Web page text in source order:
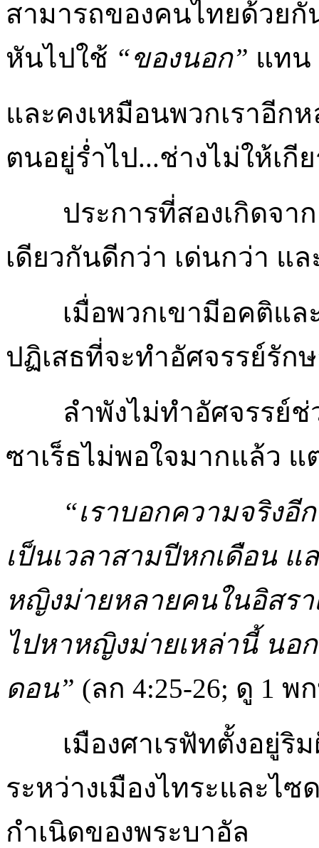
สามารถของคนไทยด้วย
หันไปใช้ “ของนอก” แทน
และคงเหมือนพวกเราอี
ตนอยู่ร่ำไป...ช่างไม่ให้เกี
ประการที่สองเกิดจา
เดียวกันดีกว่า เด่นกว่า แ
เมื่อพวกเขามีอคติและ
ปฏิเสธที่จะทำอัศจรรย์รัก
ลำพังไม่ทำอัศจรรย์ช่ว
ซาเร็ธไม่พอใจมากแล้ว แ
“เราบอกความจริงอี
เป็นเวลาสามปีหกเดือน
หญิงม่ายหลายคนในอิสรา
ไปหาหญิงม่ายเหล่านี้ นอ
ดอน” (ลก 4:25-26; ดู 1 พ
เมืองศาเรฟัทตั้งอยู่ริมฝั่
ระหว่างเมืองไทระและไ
กำเนิดของพระบาอัล